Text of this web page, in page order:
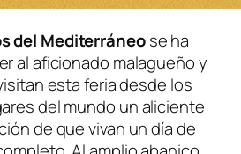
del Mediterráneose ha
al aficionado malagueño y
esta feria desde los
del mundo un aliciente
de que vivan un día de